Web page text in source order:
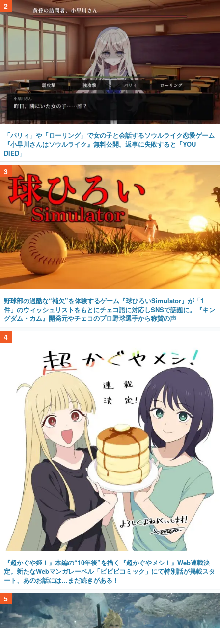
2
「パリィ」や「ローリング」で女の子と会話するソウルライク恋愛ゲーム
『小早川さんはソウルライク』無料公開。返事に失敗すると「YOU
DIED」
3
野球部の過酷な“補欠”を体験するゲーム『球ひろいSimulator』が「1
件」のウィッシュリストをもとにチェコ語に対応しSNSで話題に。『キン
グダム・カム』開発元やチェコのプロ野球選手から称賛の声
4
『超かぐや姫！』本編の“10年後”を描く『超かぐやメシ！』Web連載決
定。新たなWebマンガレーベル「ビビビコミック」にて特別話が掲載スタ
ート、あのお話には…まだ続きがある！
5